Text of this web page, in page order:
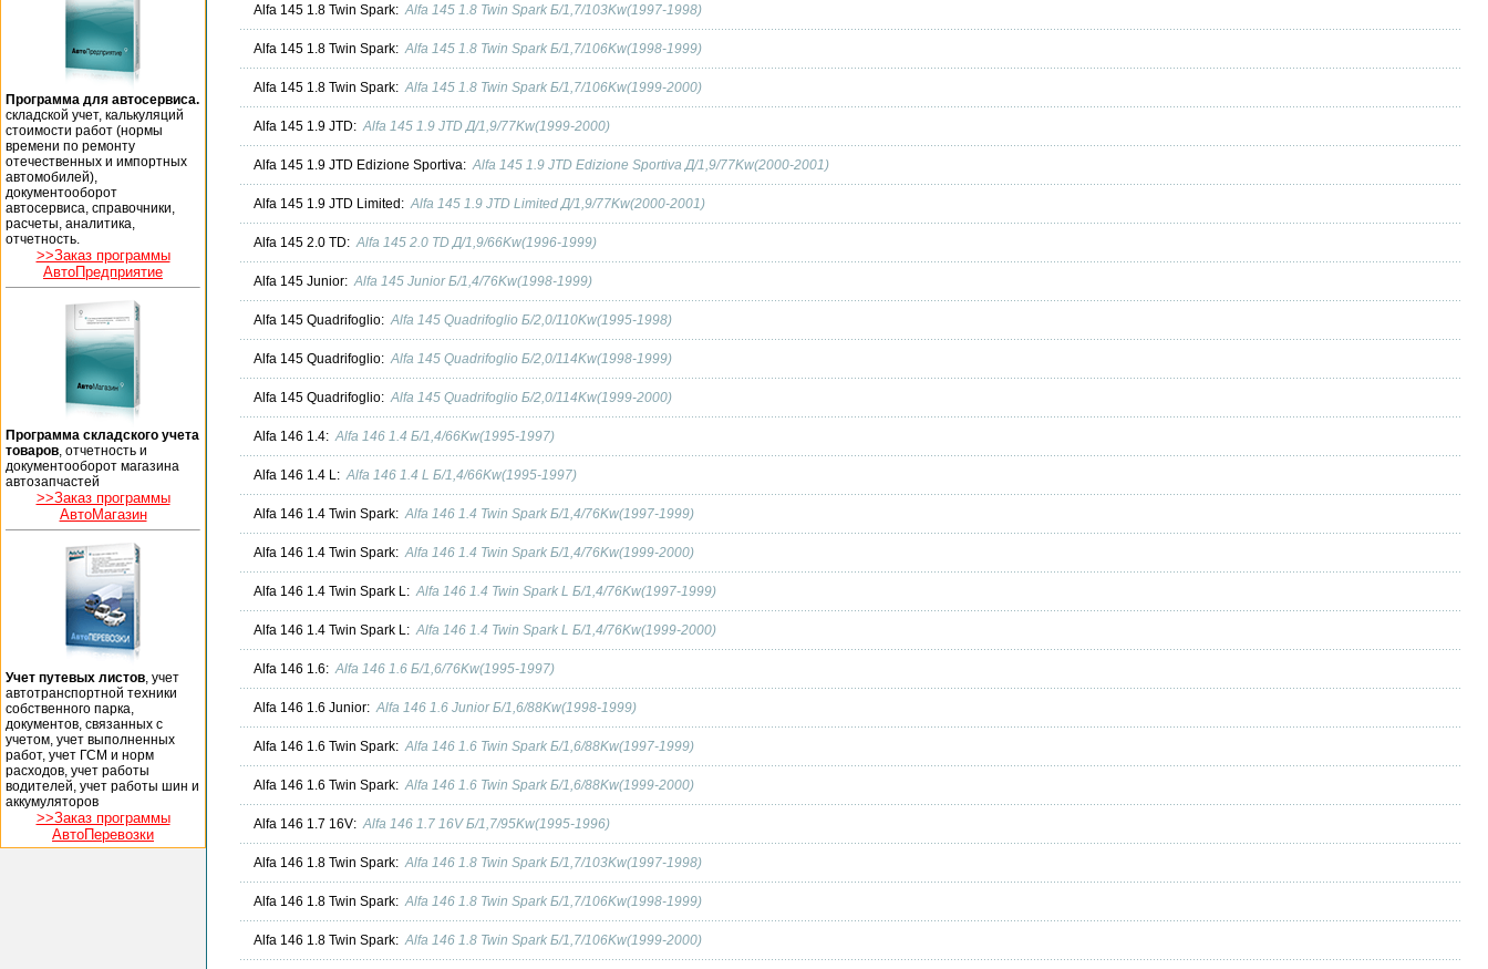
Программа для автосервиса.
складской учет, калькуляций
стоимости работ (нормы
времени по ремонту
отечественных и импортных
автомобилей),
документооборот
автосервиса, справочники,
расчеты, аналитика,
отчетность.
>>Заказ программы
АвтоПредприятие
Программа складского учета
товаров , отчетность и
документооборот магазина
автозапчастей
>>Заказ программы
АвтоМагазин
Учет путевых листов , учет
автотранспортной техники
собственного парка,
документов, связанных с
учетом, учет выполненных
работ, учет ГСМ и норм
расходов, учет работы
водителей, учет работы шин и
аккумуляторов
>>Заказ программы
АвтоПеревозки
Alfa 145 1.8 Twin Spark:Alfa 145 1.8 Twin Spark Б/1,7/103Kw(1997-1998)
Alfa 145 1.8 Twin Spark:Alfa 145 1.8 Twin Spark Б/1,7/106Kw(1998-1999)
Alfa 145 1.8 Twin Spark:Alfa 145 1.8 Twin Spark Б/1,7/106Kw(1999-2000)
Alfa 145 1.9 JTD:Alfa 145 1.9 JTD Д/1,9/77Kw(1999-2000)
Alfa 145 1.9 JTD Edizione Sportiva:Alfa 145 1.9 JTD Edizione Sportiva Д/1,9/77Kw(2000-2001)
Alfa 145 1.9 JTD Limited:Alfa 145 1.9 JTD Limited Д/1,9/77Kw(2000-2001)
Alfa 145 2.0 TD:Alfa 145 2.0 TD Д/1,9/66Kw(1996-1999)
Alfa 145 Junior:Alfa 145 Junior Б/1,4/76Kw(1998-1999)
Alfa 145 Quadrifoglio:Alfa 145 Quadrifoglio Б/2,0/110Kw(1995-1998)
Alfa 145 Quadrifoglio:Alfa 145 Quadrifoglio Б/2,0/114Kw(1998-1999)
Alfa 145 Quadrifoglio:Alfa 145 Quadrifoglio Б/2,0/114Kw(1999-2000)
Alfa 146 1.4:Alfa 146 1.4 Б/1,4/66Kw(1995-1997)
Alfa 146 1.4 L:Alfa 146 1.4 L Б/1,4/66Kw(1995-1997)
Alfa 146 1.4 Twin Spark:Alfa 146 1.4 Twin Spark Б/1,4/76Kw(1997-1999)
Alfa 146 1.4 Twin Spark:Alfa 146 1.4 Twin Spark Б/1,4/76Kw(1999-2000)
Alfa 146 1.4 Twin Spark L:Alfa 146 1.4 Twin Spark L Б/1,4/76Kw(1997-1999)
Alfa 146 1.4 Twin Spark L:Alfa 146 1.4 Twin Spark L Б/1,4/76Kw(1999-2000)
Alfa 146 1.6:Alfa 146 1.6 Б/1,6/76Kw(1995-1997)
Alfa 146 1.6 Junior:Alfa 146 1.6 Junior Б/1,6/88Kw(1998-1999)
Alfa 146 1.6 Twin Spark:Alfa 146 1.6 Twin Spark Б/1,6/88Kw(1997-1999)
Alfa 146 1.6 Twin Spark:Alfa 146 1.6 Twin Spark Б/1,6/88Kw(1999-2000)
Alfa 146 1.7 16V:Alfa 146 1.7 16V Б/1,7/95Kw(1995-1996)
Alfa 146 1.8 Twin Spark:Alfa 146 1.8 Twin Spark Б/1,7/103Kw(1997-1998)
Alfa 146 1.8 Twin Spark:Alfa 146 1.8 Twin Spark Б/1,7/106Kw(1998-1999)
Alfa 146 1.8 Twin Spark:Alfa 146 1.8 Twin Spark Б/1,7/106Kw(1999-2000)